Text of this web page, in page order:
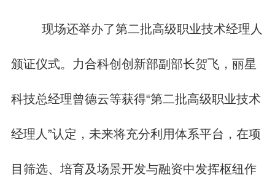
现场还举办了第二批高级职业技术经理人
颁证仪式。力合科创创新部副部长贺飞，丽星
科技总经理曾德云等获得“第二批高级职业技术
经理人”认定，未来将充分利用体系平台，在项
目筛选、培育及场景开发与融资中发挥枢纽作